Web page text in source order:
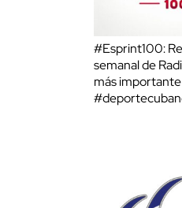
#Esprint100:
semanal de
más